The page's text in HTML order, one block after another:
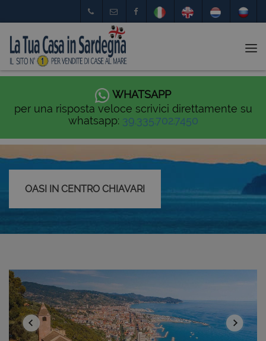
WHATSAPP
per una risposta veloce scrivici direttamente su
whatsapp: 39.335.702.7450
OASI IN CENTRO CHIAVARI